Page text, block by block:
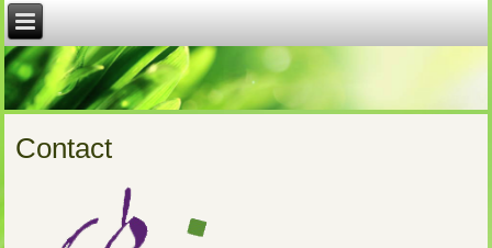
Contact